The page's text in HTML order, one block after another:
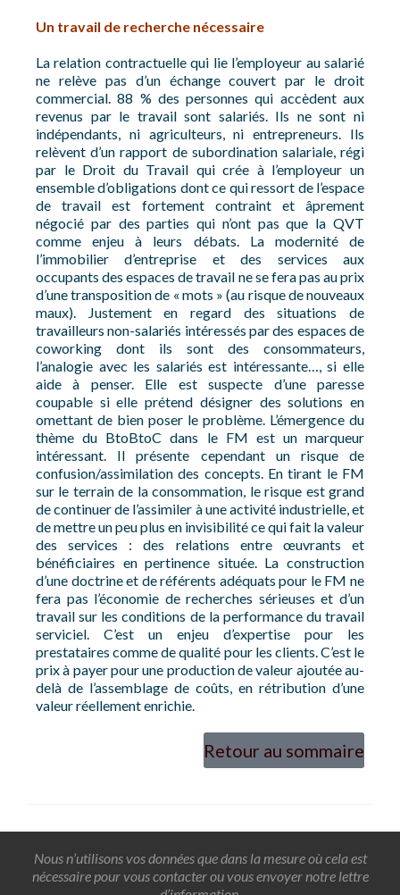
Un travail de recherche nécessaire
La relation contractuelle qui lie l’employeur au salarié
ne relève pas d’un échange couvert par le droit
commercial. 88 % des personnes qui accèdent aux
revenus par le travail sont salariés. Ils ne sont ni
indépendants, ni agriculteurs, ni entrepreneurs. Ils
relèvent d’un rapport de subordination salariale, régi
par le Droit du Travail qui crée à l’employeur un
ensemble d’obligations dont ce qui ressort de l’espace
de travail est fortement contraint et âprement
négocié par des parties qui n’ont pas que la QVT
comme enjeu à leurs débats. La modernité de
l’immobilier d’entreprise et des services aux
occupants des espaces de travail ne se fera pas au prix
d’une transposition de « mots » (au risque de nouveaux
maux). Justement en regard des situations de
travailleurs non-salariés intéressés par des espaces de
coworking dont ils sont des consommateurs,
l’analogie avec les salariés est intéressante…, si elle
aide à penser. Elle est suspecte d’une paresse
coupable si elle prétend désigner des solutions en
omettant de bien poser le problème. L’émergence du
thème du BtoBtoC dans le FM est un marqueur
intéressant. Il présente cependant un risque de
confusion/assimilation des concepts. En tirant le FM
sur le terrain de la consommation, le risque est grand
de continuer de l’assimiler à une activité industrielle, et
de mettre un peu plus en invisibilité ce qui fait la valeur
des services : des relations entre œuvrants et
bénéficiaires en pertinence située. La construction
d’une doctrine et de référents adéquats pour le FM ne
fera pas l’économie de recherches sérieuses et d’un
travail sur les conditions de la performance du travail
serviciel. C’est un enjeu d’expertise pour les
prestataires comme de qualité pour les clients. C’est le
prix à payer pour une production de valeur ajoutée au-
delà de l’assemblage de coûts, en rétribution d’une
valeur réellement enrichie.
Retour au sommaire
Nous n’utilisons vos données que dans la mesure où cela est
nécessaire pour vous contacter ou vous envoyer notre lettre